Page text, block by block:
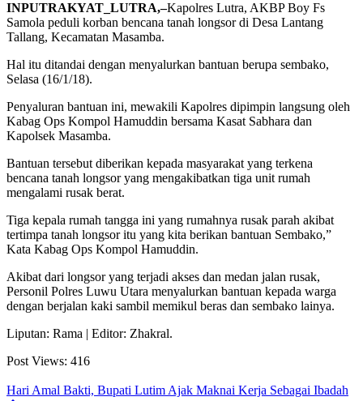
INPUTRAKYAT_LUTRA,–Kapolres Lutra, AKBP Boy Fs
Samola peduli korban bencana tanah longsor di Desa Lantang
Tallang, Kecamatan Masamba.
Hal itu ditandai dengan menyalurkan bantuan berupa sembako,
Selasa (16/1/18).
Penyaluran bantuan ini, mewakili Kapolres dipimpin langsung oleh
Kabag Ops Kompol Hamuddin bersama Kasat Sabhara dan
Kapolsek Masamba.
Bantuan tersebut diberikan kepada masyarakat yang terkena
bencana tanah longsor yang mengakibatkan tiga unit rumah
mengalami rusak berat.
Tiga kepala rumah tangga ini yang rumahnya rusak parah akibat
tertimpa tanah longsor itu yang kita berikan bantuan Sembako,”
Kata Kabag Ops Kompol Hamuddin.
Akibat dari longsor yang terjadi akses dan medan jalan rusak,
Personil Polres Luwu Utara menyalurkan bantuan kepada warga
dengan berjalan kaki sambil memikul beras dan sembako lainya.
Liputan: Rama | Editor: Zhakral.
Post Views: 416
Hari Amal Bakti, Bupati Lutim Ajak Maknai Kerja Sebagai Ibadah